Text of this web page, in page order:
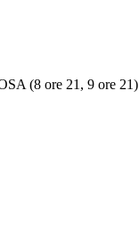
(8 ore 21, 9 ore 21)